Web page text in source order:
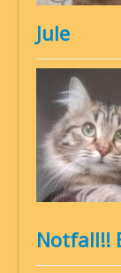
Jule
Notfall!!